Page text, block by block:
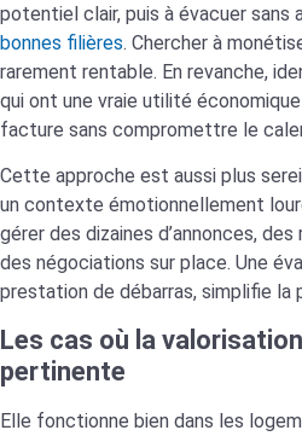
potentiel clair, puis à évacuer
bonnes filières. Chercher à
rarement rentable. En revanche,
qui ont une vraie utilité
facture sans compromettre le
Cette approche est aussi plus
un contexte émotionnellement
gérer des dizaines d’annonces,
des négociations sur place. Une
prestation de débarras, simplifie la
Les cas où la
pertinente
Elle fonctionne bien dans les